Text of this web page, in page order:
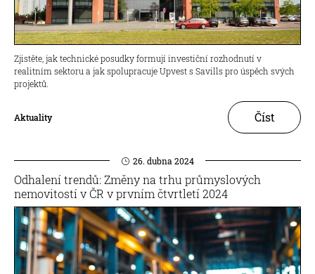
Zjistěte, jak technické posudky formují investiční rozhodnutí v
realitním sektoru a jak spolupracuje Upvest s Savills pro úspěch svých
projektů.
Aktuality Číst
26. dubna 2024
Odhalení trendů: Změny na trhu průmyslových
nemovitostí v ČR v prvním čtvrtletí 2024